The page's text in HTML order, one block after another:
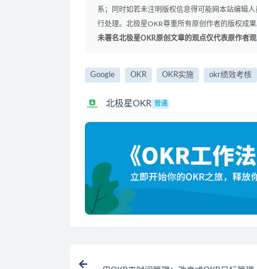
系；同时如若未注明版权信息得可能网本站编辑
行处理。北极星OKR尊重所有原创作者的版权成果
未署名北极星OKR原创文章的观点仅代表原作者
Google OKR OKR实施 okr绩效考核
北极星OKR 普通